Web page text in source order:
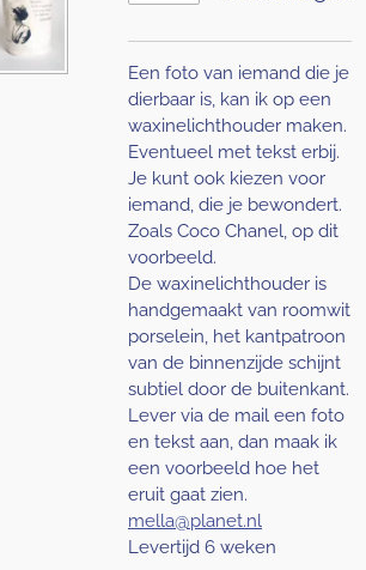
Een foto van iemand die je
dierbaar is, kan ik op een
waxinelichthouder maken.
Eventueel met tekst erbij.
Je kunt ook kiezen voor
iemand, die je bewondert.
Zoals Coco Chanel, op dit
voorbeeld.
De waxinelichthouder is
handgemaakt van roomwit
porselein, het kantpatroon
van de binnenzijde schijnt
subtiel door de buitenkant.
Lever via de mail een foto
en tekst aan, dan maak ik
een voorbeeld hoe het
eruit gaat zien.
mella@planet.nl
Levertijd 6 weken